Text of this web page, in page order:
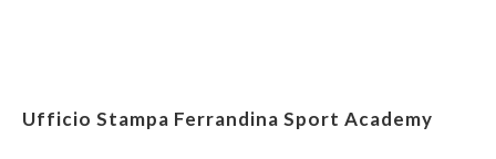
Ufficio Stampa Ferrandina Sport Academy